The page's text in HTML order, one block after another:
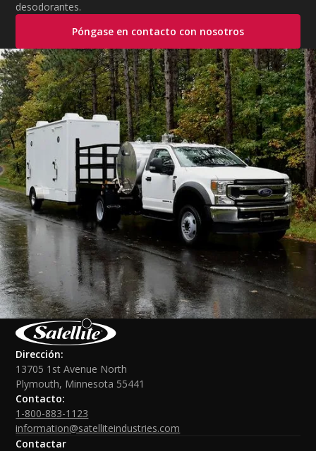
desodorantes.
Póngase en contacto con nosotros
Dirección:
13705 1st Avenue North
Plymouth, Minnesota 55441
Contacto:
1-800-883-1123
information@satelliteindustries.com
Contactar